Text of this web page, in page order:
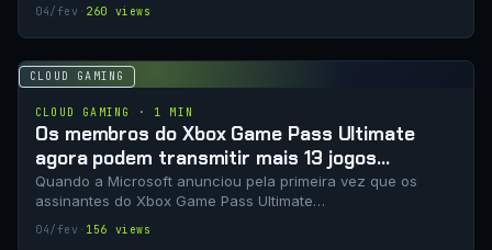
04/fev · 260 views
CLOUD GAMING
CLOUD GAMING · 1 MIN
Os membros do Xbox Game Pass Ultimate
agora podem transmitir mais 13 jogos
próprios
Quando a Microsoft anunciou pela primeira vez que os
assinantes do Xbox Game Pass Ultimate…
04/fev · 156 views